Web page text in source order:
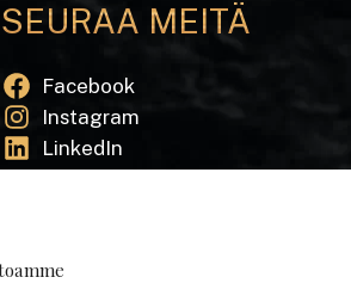
SEURAA MEITÄ
Facebook
Instagram
LinkedIn